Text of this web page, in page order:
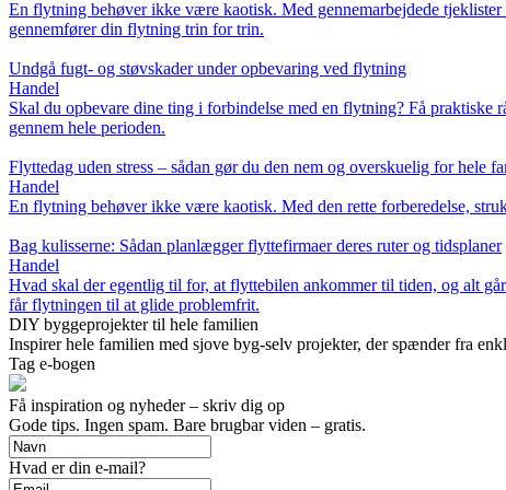
En flytning behøver ikke være kaotisk. Med gennemarbejdede
gennemfører din flytning trin for trin.
Undgå fugt- og støvskader under opbevaring ved flytning
Handel
Skal du opbevare dine ting i forbindelse med en flytning? Få praktiske
gennem hele perioden.
Flyttedag uden stress – sådan gør du den nem og overskuelig for hele
Handel
En flytning behøver ikke være kaotisk. Med den rette forberedelse,
Bag kulisserne: Sådan planlægger flyttefirmaer deres ruter og tidsplaner
Handel
Hvad skal der egentlig til for, at flyttebilen ankommer til tiden, og alt
får flytningen til at glide problemfrit.
DIY byggeprojekter til hele familien
Inspirer hele familien med sjove byg-selv projekter, der spænder fra
Tag e-bogen
Få inspiration og nyheder – skriv dig op
Gode tips. Ingen spam. Bare brugbar viden – gratis.
Hvad er din e-mail?